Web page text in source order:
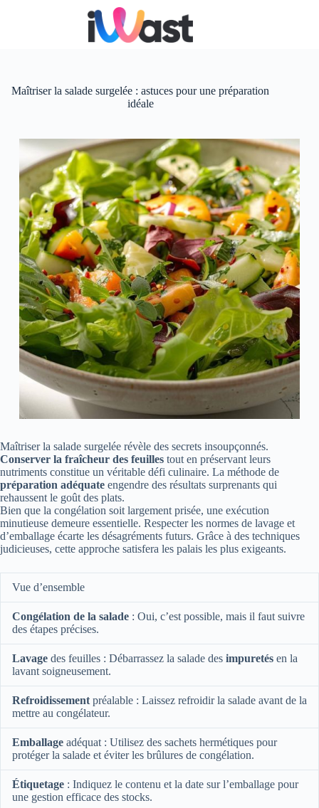
Maîtriser la salade surgelée : astuces pour une préparation
idéale
Maîtriser la salade surgelée révèle des secrets insoupçonnés.
Conserver la fraîcheur des feuilles tout en préservant leurs
nutriments constitue un véritable défi culinaire. La méthode de
préparation adéquate engendre des résultats surprenants qui
rehaussent le goût des plats.
Bien que la congélation soit largement prisée, une exécution
minutieuse demeure essentielle. Respecter les normes de lavage et
d’emballage écarte les désagréments futurs. Grâce à des techniques
judicieuses, cette approche satisfera les palais les plus exigeants.
Vue d’ensemble
Congélation de la salade : Oui, c’est possible, mais il faut suivre
des étapes précises.
Lavage des feuilles : Débarrassez la salade des impuretés en la
lavant soigneusement.
Refroidissement préalable : Laissez refroidir la salade avant de la
mettre au congélateur.
Emballage adéquat : Utilisez des sachets hermétiques pour
protéger la salade et éviter les brûlures de congélation.
Étiquetage : Indiquez le contenu et la date sur l’emballage pour
une gestion efficace des stocks.